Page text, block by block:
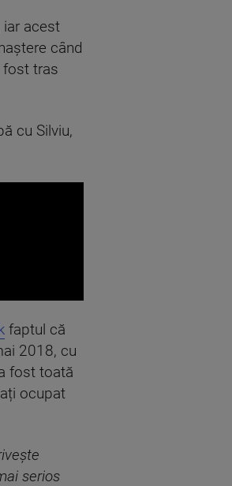
iar acest
când
fost tras
cu Silviu,
faptul că
2018, cu
fost toată
ocupat
serios